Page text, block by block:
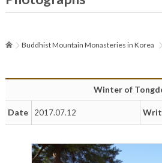
Buddhist Mountain Monasteries in Korea
Winter of
Date 2017.07.12